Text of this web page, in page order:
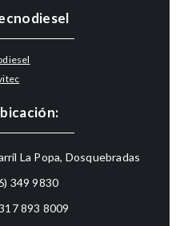
La Popa, Dosquebradas
349 9830
893 8009